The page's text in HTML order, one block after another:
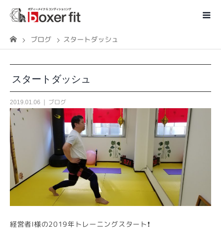
ブログ スタートダッシュ
スタートダッシュ
2019.01.06 ブログ
経営者I様の2019年トレーニングスタート❗